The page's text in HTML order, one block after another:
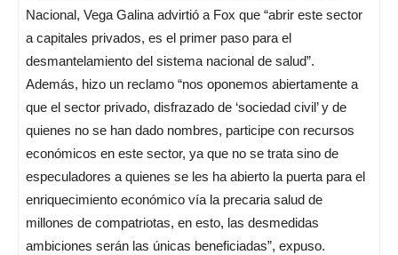
Nacional, Vega Galina advirtió a Fox que “abrir este sector
a capitales privados, es el primer paso para el
desmantelamiento del sistema nacional de salud”.
Además, hizo un reclamo “nos oponemos abiertamente a
que el sector privado, disfrazado de ‘sociedad civil’ y de
quienes no se han dado nombres, participe con recursos
económicos en este sector, ya que no se trata sino de
especuladores a quienes se les ha abierto la puerta para el
enriquecimiento económico vía la precaria salud de
millones de compatriotas, en esto, las desmedidas
ambiciones serán las únicas beneficiadas”, expuso.